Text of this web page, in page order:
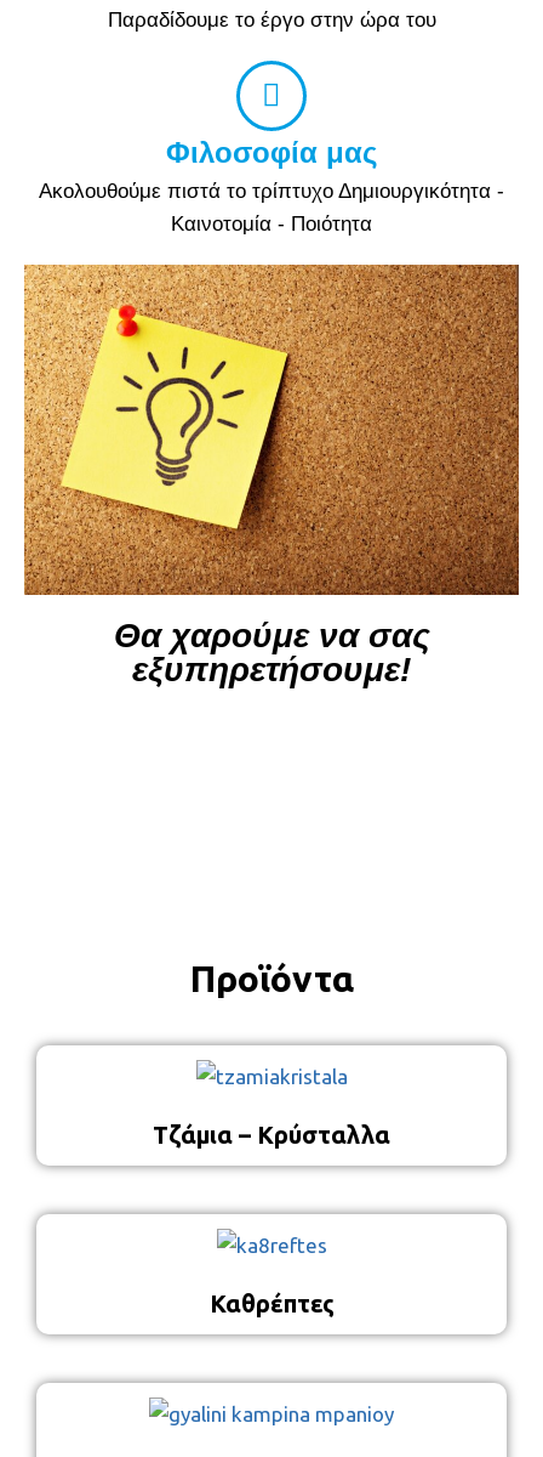
Παραδίδουμε το έργο στην ώρα του
Φιλοσοφία μας
Ακολουθούμε πιστά το τρίπτυχο Δημιουργικότητα -
Καινοτομία - Ποιότητα
Θα χαρούμε να σας
εξυπηρετήσουμε!
Προϊόντα
Τζάμια – Κρύσταλλα
Καθρέπτες